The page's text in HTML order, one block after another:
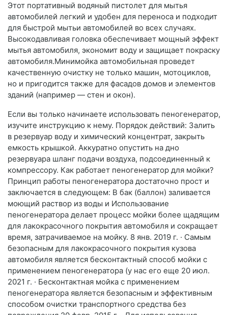
Этот портативный водяный пистолет для мытья
автомобилей легкий и удобен для переноса и подходит
для быстрой мытьи автомобилей во всех случаях.
Высокодавливая головка обеспечивает мощный эффект
мытья автомобиля, экономит воду и защищает покраску
автомобиля.Минимойка автомобильная проведет
качественную очистку не только машин, мотоциклов,
но и пригодится также для фасадов домов и элементов
зданий (например — стен и окон).
Если вы только начинаете использовать пеногенератор,
изучите инструкцию к нему. Порядок действий: Залить
в резервуар воду и химический концентрат, закрыть
емкость крышкой. Аккуратно опустить на дно
резервуара шланг подачи воздуха, подсоединенный к
компрессору. Как работает пеногенератор для мойки?
Принцип работы пеногенератора достаточно прост и
заключается в следующем: В бак (баллон) заливается
моющий раствор из воды и Использование
пеногенератора делает процесс мойки более щадящим
для лакокрасочного покрытия автомобиля и сокращает
время, затрачиваемое на мойку. 8 янв. 2019 г. · Самым
безопасным для лакокрасочного покрытия кузова
автомобиля является бесконтактный способ мойки с
применением пеногенератора (у нас его еще 20 июл.
2021 г. · Бесконтактная мойка с применением
пеногенератора является безопасным и эффективным
способом очистки транспортного средства без